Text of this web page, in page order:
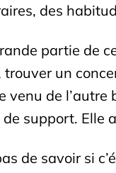
des
partie de
trouver un
venu de l’autre
support. Elle
de savoir si